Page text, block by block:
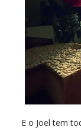
E o Joel tem